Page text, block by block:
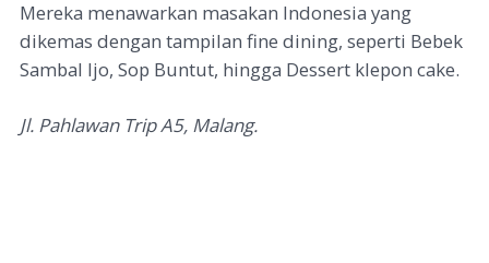
Mereka menawarkan masakan Indonesia yang
dikemas dengan tampilan fine dining, seperti Bebek
Sambal Ijo, Sop Buntut, hingga Dessert klepon cake.
Jl. Pahlawan Trip A5, Malang.